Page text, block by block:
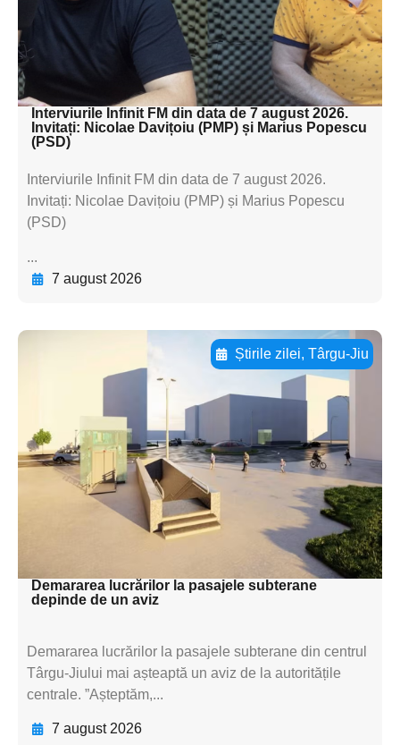
textul pentru
subtitluAdaugă aici
textul pentru subti
Interviurile Infinit FM din data de 7 august 2026.
Invitați: Nicolae Davițoiu (PMP) și Marius Popescu
(PSD)
Interviurile Infinit FM din data de 7 august 2026.
Invitați: Nicolae Davițoiu (PMP) și Marius Popescu
(PSD)
...
7 august 2026
Știrile zilei, Târgu-Jiu
Adaugă aici textul pentru
subtitluAdaugă aici
textul pentru
subtitluAdaugă aici
textul pentru
subtitluAdaugă aici
textul pentru subti
Demararea lucrărilor la pasajele subterane
depinde de un aviz
Demararea lucrărilor la pasajele subterane din centrul
Târgu-Jiului mai așteaptă un aviz de la autoritățile
centrale. ”Așteptăm,...
7 august 2026